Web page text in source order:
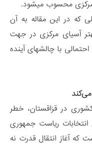
مرکزی محسوب میشود.
که در این مقاله به آن
آسیای مرکزی در جهت
با چالشهای آینده
در قزاقستان، خطر
انتخابات ریاست جمهوری
که آغاز انتقال قدرت نه